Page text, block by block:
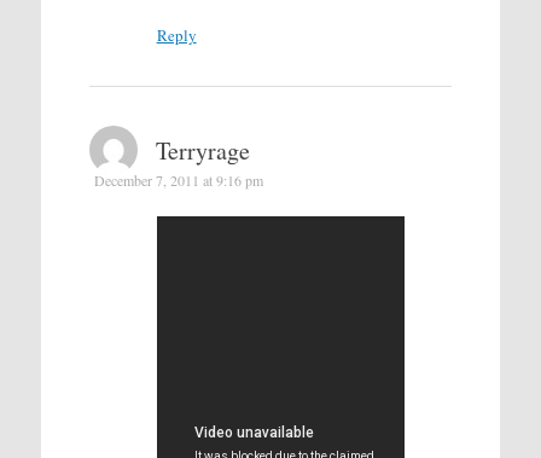
Reply
Terryrage
December 7, 2011 at 9:16 pm